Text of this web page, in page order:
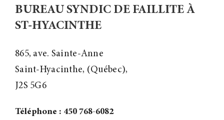
BUREAU SYNDIC DE FAILLITE À
ST-HYACINTHE
865, ave. Sainte-Anne
Saint-Hyacinthe, (Québec),
J2S 5G6
Téléphone : 450 768-6082